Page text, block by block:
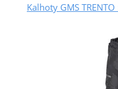
Kalhoty GMS